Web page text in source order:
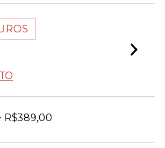
R$389,00